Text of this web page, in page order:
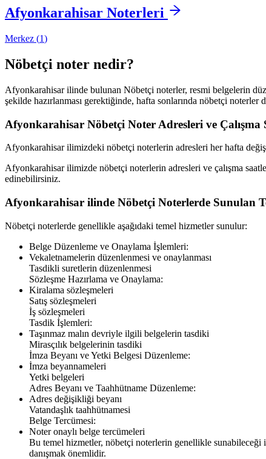
Afyonkarahisar Noterleri
Merkez (1)
Nöbetçi noter nedir?
Afyonkarahisarilinde bulunan Nöbetçi noterler, resmi belgelerin
şekilde hazırlanması gerektiğinde, hafta sonlarında nöbetçi noterler
Afyonkarahisar Nöbetçi Noter Adresleri ve Çalışma
Afyonkarahisarilimizdeki nöbetçi noterlerin adresleri her hafta
Afyonkarahisarilimizde nöbetçi noterlerin adresleri ve çalışma
edinebilirsiniz.
Afyonkarahisar ilinde Nöbetçi Noterlerde Sunulan
Nöbetçi noterlerde genellikle aşağıdaki temel hizmetler sunulur:
Belge Düzenleme ve Onaylama İşlemleri:
Vekaletnamelerin düzenlenmesi ve onaylanması
Tasdikli suretlerin düzenlenmesi
Sözleşme Hazırlama ve Onaylama:
Kiralama sözleşmeleri
Satış sözleşmeleri
İş sözleşmeleri
Tasdik İşlemleri:
Taşınmaz malın devriyle ilgili belgelerin tasdiki
Mirasçılık belgelerinin tasdiki
İmza Beyanı ve Yetki Belgesi Düzenleme:
İmza beyannameleri
Yetki belgeleri
Adres Beyanı ve Taahhütname Düzenleme:
Adres değişikliği beyanı
Vatandaşlık taahhütnamesi
Belge Tercümesi:
Noter onaylı belge tercümeleri
Bu temel hizmetler, nöbetçi noterlerin genellikle
danışmak önemlidir.